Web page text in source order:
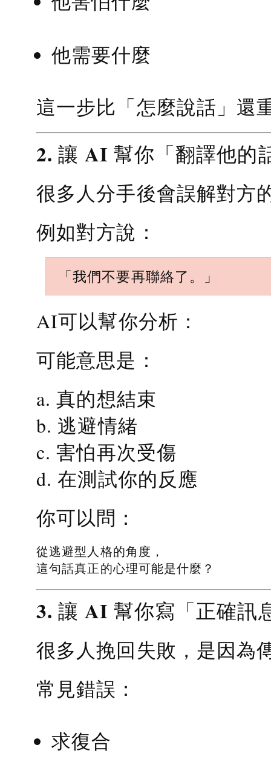
他需要什麼
這一步比「怎麼說話」還
2. 讓 AI 幫你「翻譯他的
很多人分手後會誤解對方
例如對方說：
「我們不要再聯絡了。」
AI可以幫你分析：
可能意思是：
a. 真的想結束
b. 逃避情緒
c. 害怕再次受傷
d. 在測試你的反應
你可以問：
從逃避型人格的角度，
這句話真正的心理可能是什麼？
3. 讓 AI 幫你寫「正確訊
很多人挽回失敗，是因為
常見錯誤：
求復合